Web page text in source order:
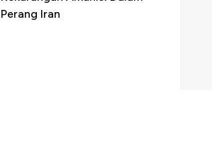
Perang Iran